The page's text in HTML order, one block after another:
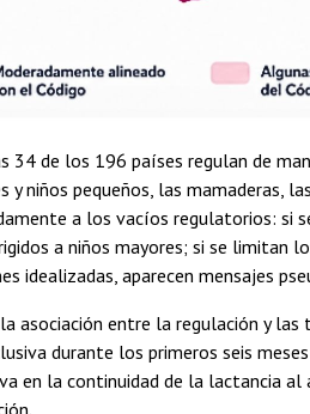
34 de los 196 países regulan de
niños pequeños, las mamaderas,
a los vacíos regulatorios: si
a niños mayores; si se limitan
idealizadas, aparecen mensajes
asociación entre la regulación y las
durante los primeros seis
en la continuidad de la lactancia